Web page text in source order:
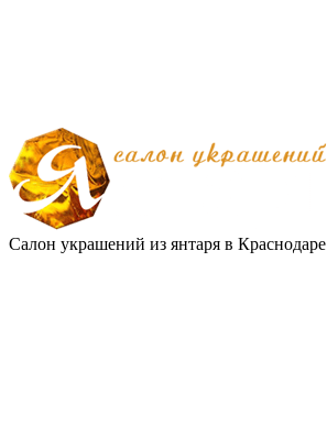
Салон украшений из янтаря в Краснодаре